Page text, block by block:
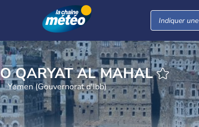
METEO QARYAT AL MAHAL
Yemen (Gouvernorat d'Ibb)